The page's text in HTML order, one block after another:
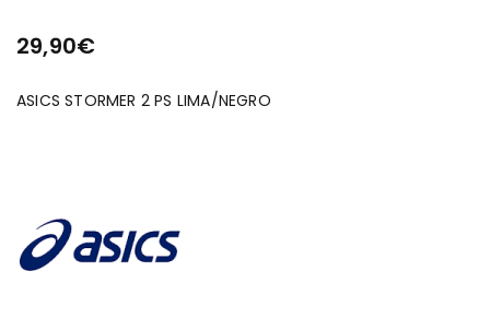
29,90€
ASICS STORMER 2 PS LIMA/NEGRO